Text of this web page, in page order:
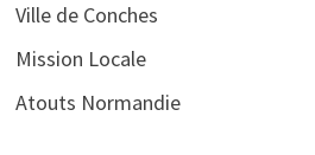
Ville de Conches
Mission Locale
Atouts Normandie